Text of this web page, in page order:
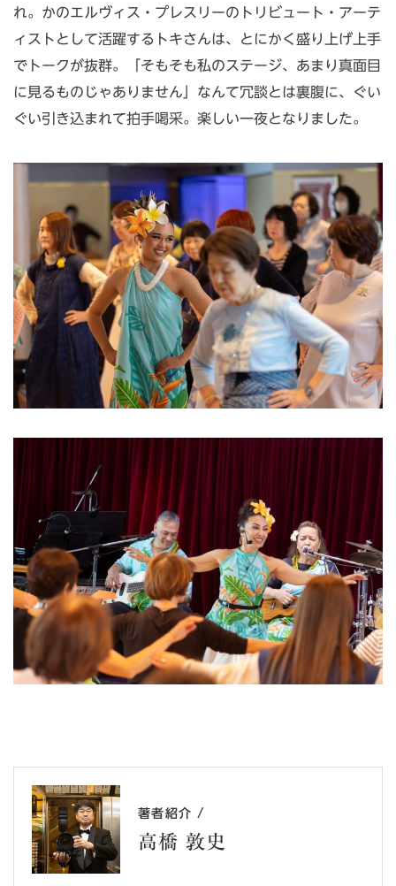
れ。かのエルヴィス・プレスリーのトリビュート・アーテ
ィストとして活躍するトキさんは、とにかく盛り上げ上手
でトークが抜群。「そもそも私のステージ、あまり真面目
に見るものじゃありません」なんて冗談とは裏腹に、ぐい
ぐい引き込まれて拍手喝采。楽しい一夜となりました。
著者紹介 /
高橋 敦史